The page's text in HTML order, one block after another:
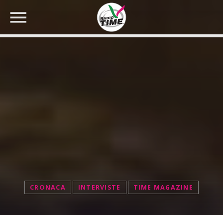
CRONACA INTERVISTE TIME MAGAZINE